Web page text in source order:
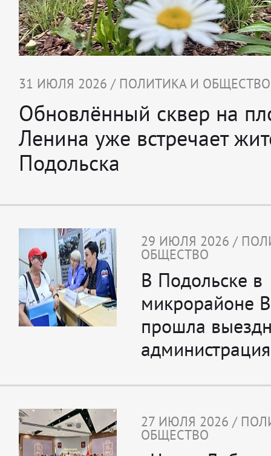
31 ИЮЛЯ 2026 / ПОЛИТИКА И ОБЩЕСТВО
Обновлённый сквер на
Ленина уже встречает
Подольска
29 ИЮЛЯ 2026 /
ОБЩЕСТВО
В Подольске в
микрорайоне
прошла
администрация
27 ИЮЛЯ 2026 /
ОБЩЕСТВО